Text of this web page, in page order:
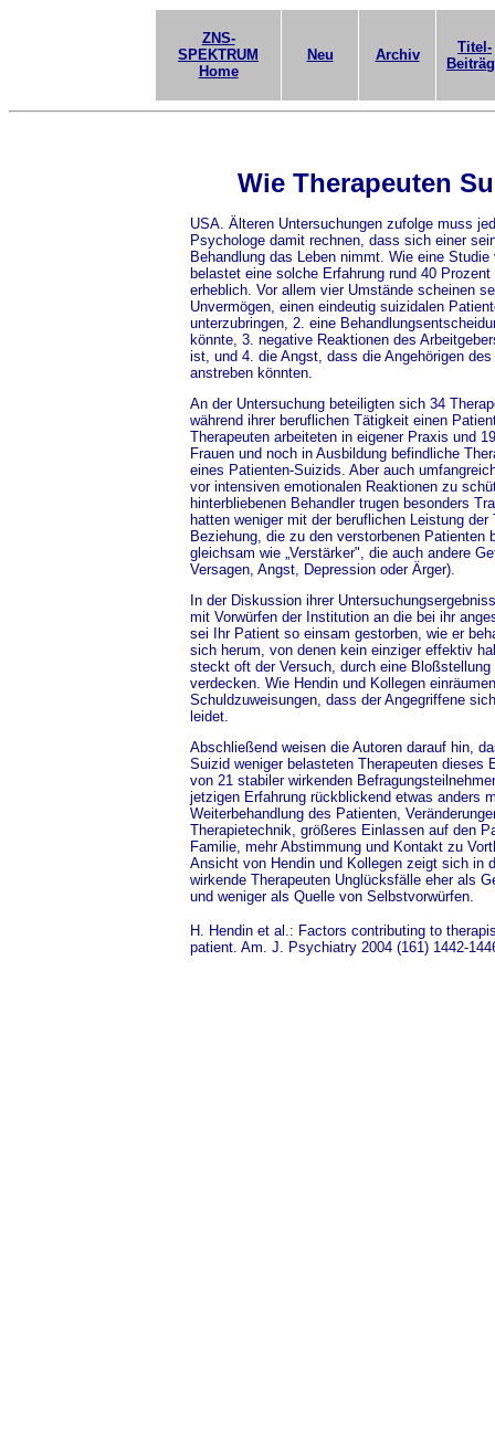
ZNS-
SPEKTRUM
Home
Neu Archiv
Titel-
Wie Therapeuten
USA. Älteren Untersuchungen zufolge muss
Psychologe damit rechnen, dass sich einer
Behandlung das Leben nimmt. Wie eine
belastet eine solche Erfahrung rund 40
erheblich. Vor allem vier Umstände scheinen
Unvermögen, einen eindeutig suizidalen
unterzubringen, 2. eine
könnte, 3. negative Reaktionen des
ist, und 4. die Angst, dass die Angehörigen
anstreben könnten.
An der Untersuchung beteiligten sich 34
während ihrer beruflichen Tätigkeit einen
Therapeuten arbeiteten in eigener Praxis und
Frauen und noch in Ausbildung befindliche
eines Patienten-Suizids. Aber auch
vor intensiven emotionalen Reaktionen zu
hinterbliebenen Behandler trugen besonders
hatten weniger mit der beruflichen Leistung
Beziehung, die zu den verstorbenen Patienten
gleichsam wie „Verstärker", die auch andere
Versagen, Angst, Depression oder Ärger).
In der Diskussion ihrer
mit Vorwürfen der Institution an die bei ihr
sei Ihr Patient so einsam gestorben, wie er
sich herum, von denen kein einziger effektiv
steckt oft der Versuch, durch eine
verdecken. Wie Hendin und Kollegen
Schuldzuweisungen, dass der Angegriffene
leidet.
Abschließend weisen die Autoren darauf hin,
Suizid weniger belasteten Therapeuten dieses
von 21 stabiler wirkenden
jetzigen Erfahrung rückblickend etwas anders
Weiterbehandlung des Patienten,
Therapietechnik, größeres Einlassen auf den
Familie, mehr Abstimmung und Kontakt zu
Ansicht von Hendin und Kollegen zeigt sich in
wirkende Therapeuten Unglücksfälle eher als
und weniger als Quelle von Selbstvorwürfen.
H. Hendin et al.: Factors contributing to
patient. Am. J. Psychiatry 2004 (161) 1442-